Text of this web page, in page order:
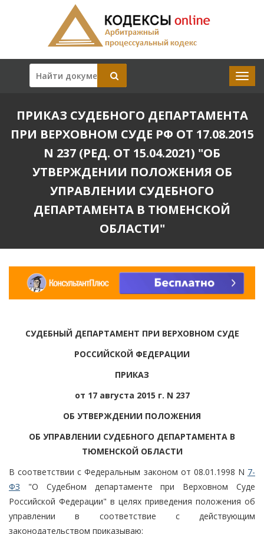
ПРИКАЗ СУДЕБНОГО ДЕПАРТАМЕНТА
ПРИ ВЕРХОВНОМ СУДЕ РФ ОТ 17.08.2015
N 237 (РЕД. ОТ 15.04.2021) "ОБ
УТВЕРЖДЕНИИ ПОЛОЖЕНИЯ ОБ
УПРАВЛЕНИИ СУДЕБНОГО
ДЕПАРТАМЕНТА В ТЮМЕНСКОЙ
ОБЛАСТИ"
СУДЕБНЫЙ ДЕПАРТАМЕНТ ПРИ ВЕРХОВНОМ СУДЕ
РОССИЙСКОЙ ФЕДЕРАЦИИ
ПРИКАЗ
от 17 августа 2015 г. N 237
ОБ УТВЕРЖДЕНИИ ПОЛОЖЕНИЯ
ОБ УПРАВЛЕНИИ СУДЕБНОГО ДЕПАРТАМЕНТА В
ТЮМЕНСКОЙ ОБЛАСТИ
В соответствии с Федеральным законом от 08.01.1998 N 7-
ФЗ "О Судебном департаменте при Верховном Суде
Российской Федерации" в целях приведения положения об
управлении в соответствие с действующим
законодательством приказываю: